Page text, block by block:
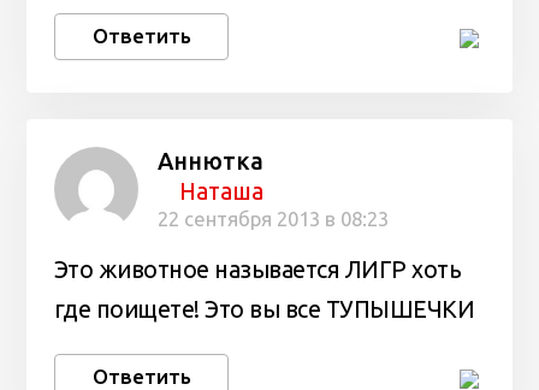
Ответить
Аннютка
Наташа
22 сентября 2013 в 08:23
Это животное называется ЛИГР хоть
где поищете! Это вы все ТУПЫШЕЧКИ
Ответить